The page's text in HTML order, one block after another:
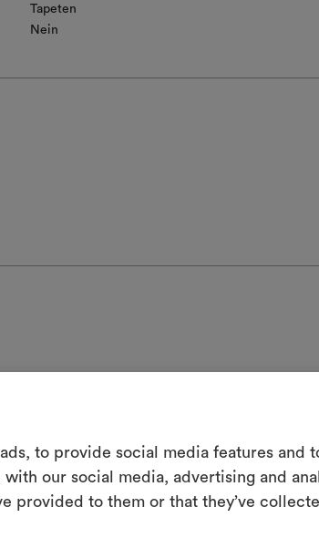
to provide social media features and
our social media, advertising and
provided to them or that they’ve
Tapeten
Nein
mit einem feuchten Tuch abtupfen, danach sofort
Ausrichtung
Ein
Leben